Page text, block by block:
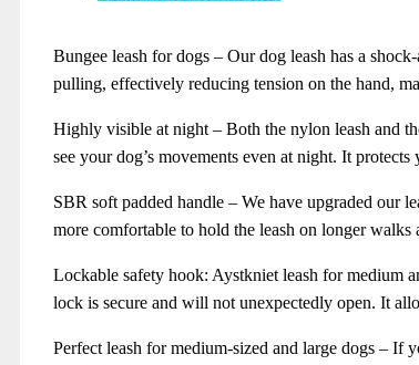
Bungee leash for dogs – Our dog leash has a
pulling, effectively reducing tension on the hand,
Highly visible at night – Both the nylon leash and
see your dog’s movements even at night. It
SBR soft padded handle – We have upgraded our
more comfortable to hold the leash on longer
Lockable safety hook: Aystkniet leash for medium
lock is secure and will not unexpectedly open. It
Perfect leash for medium-sized and large dogs – If